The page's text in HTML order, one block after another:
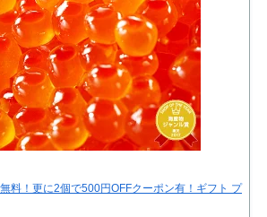
料！更に2個で500円OFFクーポン有！ギフト プ